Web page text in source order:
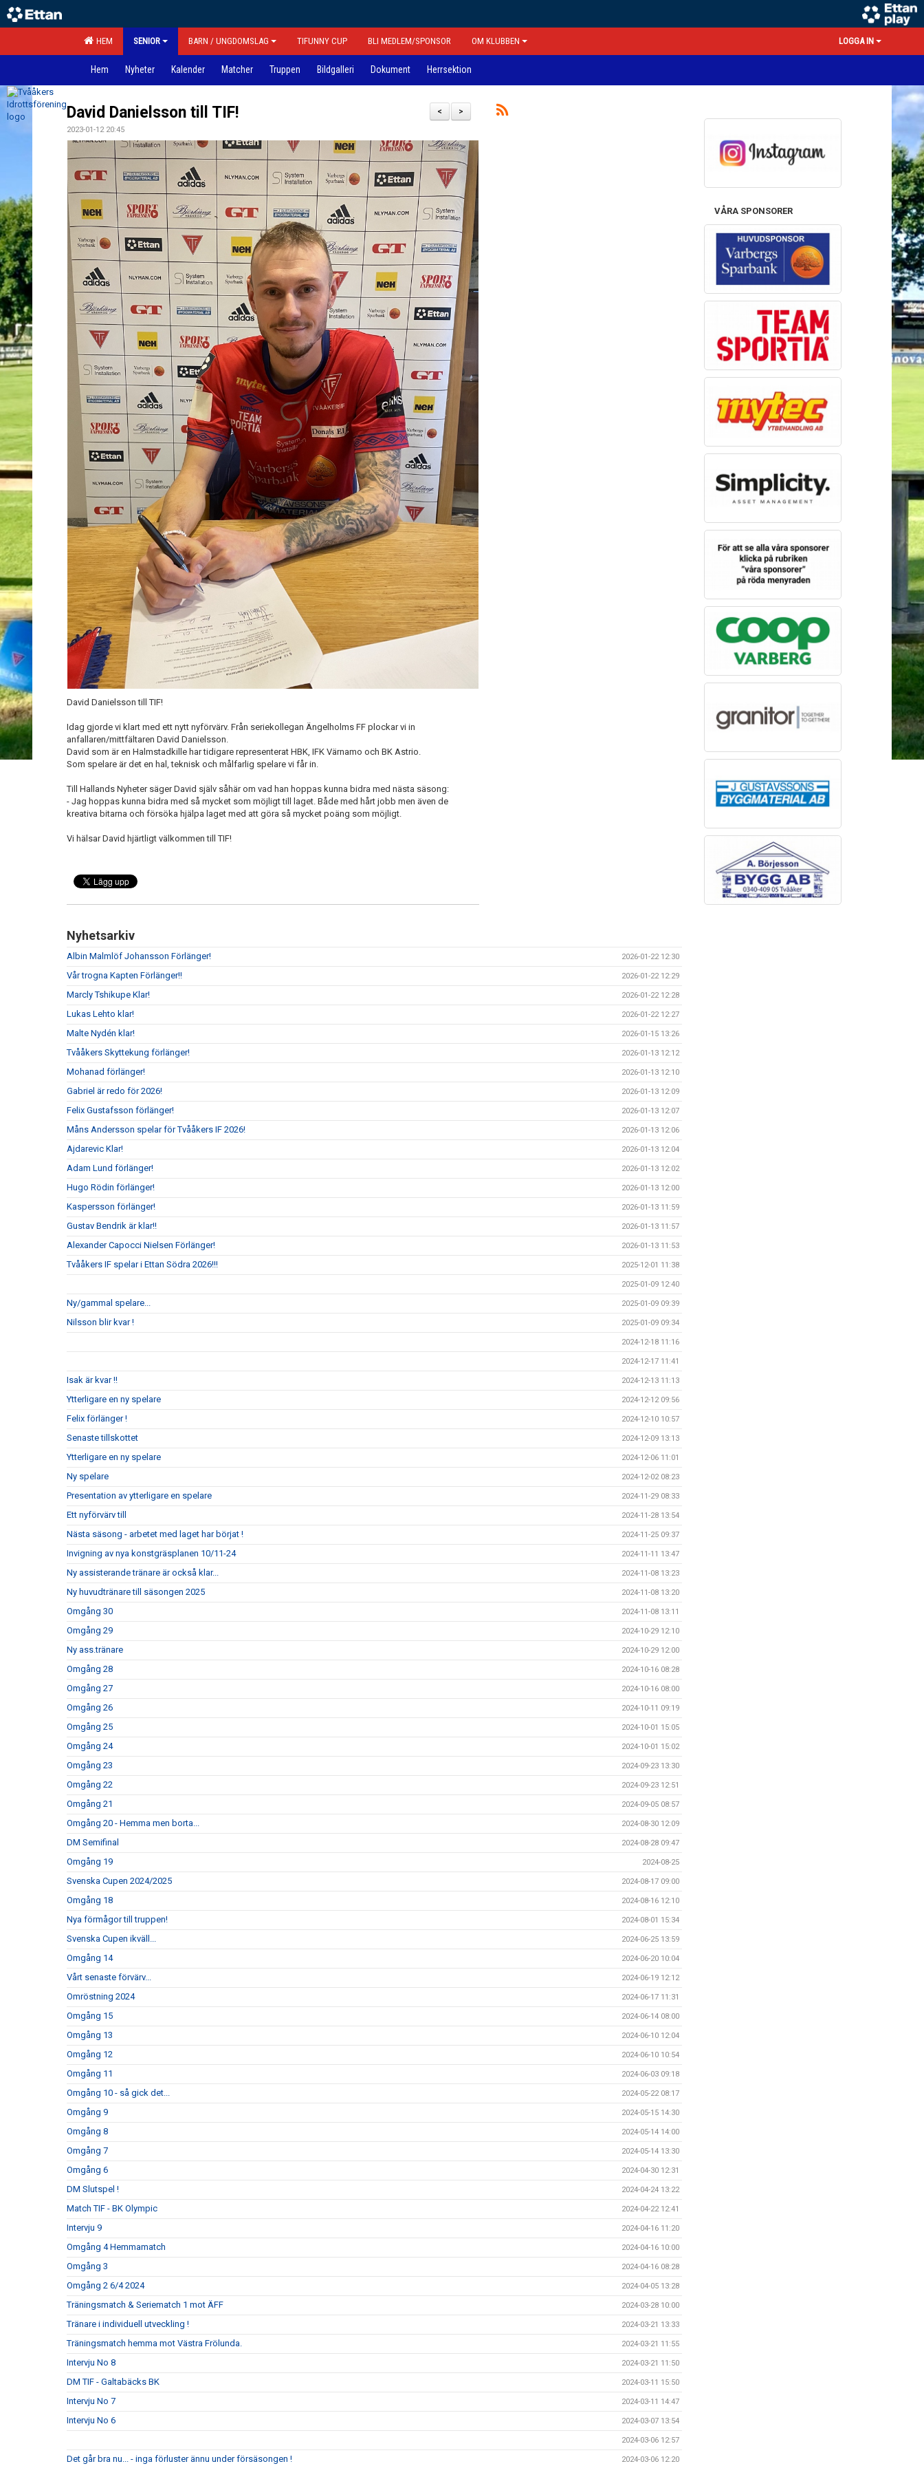
HEM SENIOR BARN / UNGDOMSLAG TIFUNNY CUP BLI MEDLEM/SPONSOR OM KLUBBEN LOGGA IN
Hem Nyheter Kalender Matcher Truppen Bildgalleri Dokument Herrsektion
>
<
David Danielsson till TIF!
2023-01-12 20:45
David Danielsson till TIF!
Idag gjorde vi klart med ett nytt nyförvärv. Från seriekollegan Ängelholms FF plockar vi in
anfallaren/mittfältaren David Danielsson.
David som är en Halmstadkille har tidigare representerat HBK, IFK Värnamo och BK Astrio.
Som spelare är det en hal, teknisk och målfarlig spelare vi får in.
Till Hallands Nyheter säger David själv såhär om vad han hoppas kunna bidra med nästa säsong:
- Jag hoppas kunna bidra med så mycket som möjligt till laget. Både med hårt jobb men även de
kreativa bitarna och försöka hjälpa laget med att göra så mycket poäng som möjligt.
Vi hälsar David hjärtligt välkommen till TIF!
Nyhetsarkiv
Albin Malmlöf Johansson Förlänger! 2026-01-22 12:30
Vår trogna Kapten Förlänger!! 2026-01-22 12:29
Marcly Tshikupe Klar! 2026-01-22 12:28
Lukas Lehto klar! 2026-01-22 12:27
Malte Nydén klar! 2026-01-15 13:26
Tvååkers Skyttekung förlänger! 2026-01-13 12:12
Mohanad förlänger! 2026-01-13 12:10
Gabriel är redo för 2026! 2026-01-13 12:09
Felix Gustafsson förlänger! 2026-01-13 12:07
Måns Andersson spelar för Tvååkers IF 2026! 2026-01-13 12:06
Ajdarevic Klar! 2026-01-13 12:04
Adam Lund förlänger! 2026-01-13 12:02
Hugo Rödin förlänger! 2026-01-13 12:00
Kaspersson förlänger! 2026-01-13 11:59
Gustav Bendrik är klar!! 2026-01-13 11:57
Alexander Capocci Nielsen Förlänger! 2026-01-13 11:53
Tvååkers IF spelar i Ettan Södra 2026!!! 2025-12-01 11:38
2025-01-09 12:40
Ny/gammal spelare... 2025-01-09 09:39
Nilsson blir kvar ! 2025-01-09 09:34
2024-12-18 11:16
2024-12-17 11:41
Isak är kvar !! 2024-12-13 11:13
Ytterligare en ny spelare 2024-12-12 09:56
Felix förlänger ! 2024-12-10 10:57
Senaste tillskottet 2024-12-09 13:13
Ytterligare en ny spelare 2024-12-06 11:01
Ny spelare 2024-12-02 08:23
Presentation av ytterligare en spelare 2024-11-29 08:33
Ett nyförvärv till 2024-11-28 13:54
Nästa säsong - arbetet med laget har börjat ! 2024-11-25 09:37
Invigning av nya konstgräsplanen 10/11-24 2024-11-11 13:47
Ny assisterande tränare är också klar... 2024-11-08 13:23
Ny huvudtränare till säsongen 2025 2024-11-08 13:20
Omgång 30 2024-11-08 13:11
Omgång 29 2024-10-29 12:10
Ny ass.tränare 2024-10-29 12:00
Omgång 28 2024-10-16 08:28
Omgång 27 2024-10-16 08:00
Omgång 26 2024-10-11 09:19
Omgång 25 2024-10-01 15:05
Omgång 24 2024-10-01 15:02
Omgång 23 2024-09-23 13:30
Omgång 22 2024-09-23 12:51
Omgång 21 2024-09-05 08:57
Omgång 20 - Hemma men borta... 2024-08-30 12:09
DM Semifinal 2024-08-28 09:47
Omgång 19 2024-08-25
Svenska Cupen 2024/2025 2024-08-17 09:00
Omgång 18 2024-08-16 12:10
Nya förmågor till truppen! 2024-08-01 15:34
Svenska Cupen ikväll... 2024-06-25 13:59
Omgång 14 2024-06-20 10:04
Vårt senaste förvärv... 2024-06-19 12:12
Omröstning 2024 2024-06-17 11:31
Omgång 15 2024-06-14 08:00
Omgång 13 2024-06-10 12:04
Omgång 12 2024-06-10 10:54
Omgång 11 2024-06-03 09:18
Omgång 10 - så gick det... 2024-05-22 08:17
Omgång 9 2024-05-15 14:30
Omgång 8 2024-05-14 14:00
Omgång 7 2024-05-14 13:30
Omgång 6 2024-04-30 12:31
DM Slutspel ! 2024-04-24 13:22
Match TIF - BK Olympic 2024-04-22 12:41
Intervju 9 2024-04-16 11:20
Omgång 4 Hemmamatch 2024-04-16 10:00
Omgång 3 2024-04-16 08:28
Omgång 2 6/4 2024 2024-04-05 13:28
Träningsmatch & Seriematch 1 mot ÄFF 2024-03-28 10:00
Tränare i individuell utveckling ! 2024-03-21 13:33
Träningsmatch hemma mot Västra Frölunda. 2024-03-21 11:55
Intervju No 8 2024-03-21 11:50
DM TIF - Galtabäcks BK 2024-03-11 15:50
Intervju No 7 2024-03-11 14:47
Intervju No 6 2024-03-07 13:54
2024-03-06 12:57
Det går bra nu... - inga förluster ännu under försäsongen ! 2024-03-06 12:20
VÅRA SPONSORER